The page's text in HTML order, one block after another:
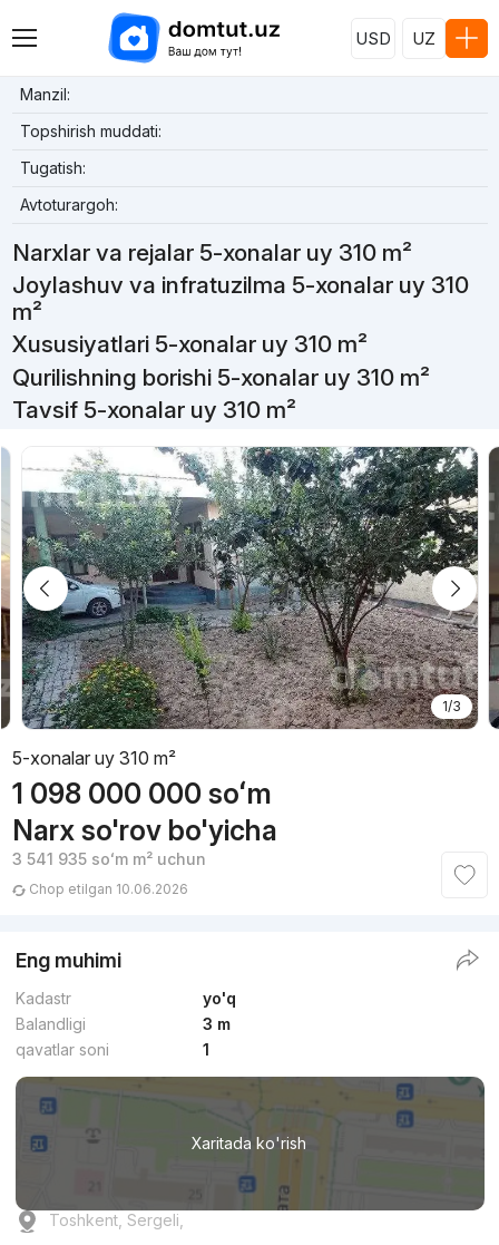
USD UZ
Manzil:
Topshirish muddati:
Tugatish:
Avtoturargoh:
Narxlar va rejalar 5-xonalar uy 310 m²
Joylashuv va infratuzilma 5-xonalar uy 310
m²
Xususiyatlari 5-xonalar uy 310 m²
Qurilishning borishi 5-xonalar uy 310 m²
Tavsif 5-xonalar uy 310 m²
1/3
5-xonalar uy 310 m²
1 098 000 000 soʻm
Narx so'rov bo'yicha
3 541 935 soʻmm² uchun
Chop etilgan 10.06.2026
Eng muhimi
Kadastr
yo'q
Balandligi
3 m
qavatlar soni
1
Xaritada ko'rish
Toshkent, Sergeli,